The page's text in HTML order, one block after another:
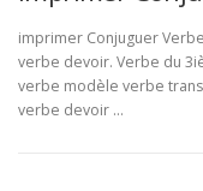
imprimer Conjuguer
verbe devoir. Verbe du
verbe modèle verbe
verbe devoir …